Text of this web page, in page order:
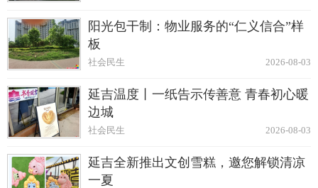
阳光包干制：物业服务的“仁义信合”样
板
2026-08-03
社会民生
延吉温度丨一纸告示传善意 青春初心暖
边城
2026-08-03
社会民生
延吉全新推出文创雪糕，邀您解锁清凉
一夏